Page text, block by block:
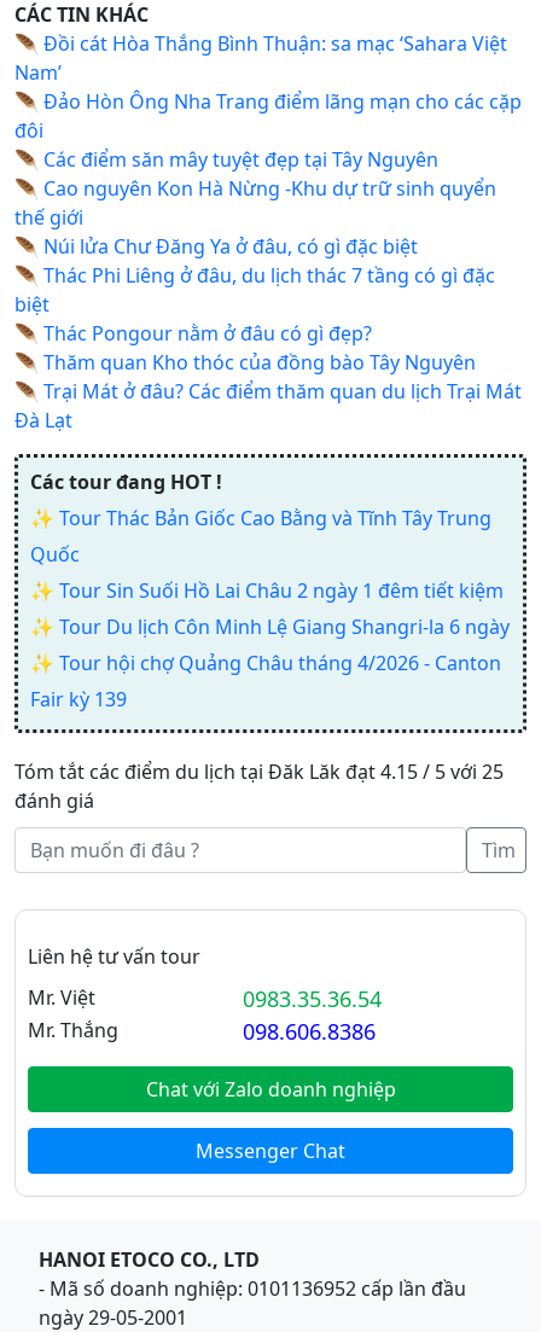
CÁC TIN KHÁC
🪶 Đồi cát Hòa Thắng Bình Thuận: sa mạc ‘Sahara Việt
Nam’
🪶 Đảo Hòn Ông Nha Trang điểm lãng mạn cho các cặp
đôi
🪶 Các điểm săn mây tuyệt đẹp tại Tây Nguyên
🪶 Cao nguyên Kon Hà Nừng -Khu dự trữ sinh quyển
thế giới
🪶 Núi lửa Chư Đăng Ya ở đâu, có gì đặc biệt
🪶 Thác Phi Liêng ở đâu, du lịch thác 7 tầng có gì đặc
biệt
🪶 Thác Pongour nằm ở đâu có gì đẹp?
🪶 Thăm quan Kho thóc của đồng bào Tây Nguyên
🪶 Trại Mát ở đâu? Các điểm thăm quan du lịch Trại Mát
Đà Lạt
Các tour đang HOT !
✨ Tour Thác Bản Giốc Cao Bằng và Tĩnh Tây Trung
Quốc
✨ Tour Sin Suối Hồ Lai Châu 2 ngày 1 đêm tiết kiệm
✨ Tour Du lịch Côn Minh Lệ Giang Shangri-la 6 ngày
✨ Tour hội chợ Quảng Châu tháng 4/2026 - Canton
Fair kỳ 139
Tóm tắt các điểm du lịch tại Đăk Lăk đạt 4.15 / 5 với 25
đánh giá
Tìm
Liên hệ tư vấn tour
Mr. Việt
0983.35.36.54
Mr. Thắng 098.606.8386
Chat với Zalo doanh nghiệp
Messenger Chat
HANOI ETOCO CO., LTD
- Mã số doanh nghiệp: 0101136952 cấp lần đầu
ngày 29-05-2001